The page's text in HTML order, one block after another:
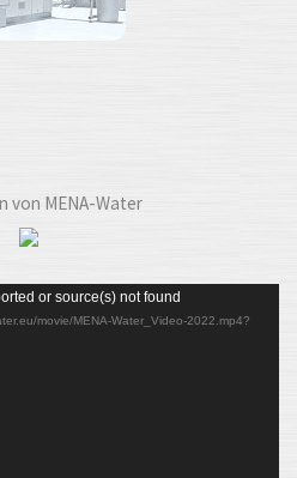
von MENA-Water
Video-
Player
or source(s) not found
movie/MENA-Water_Video-2022.mp4?